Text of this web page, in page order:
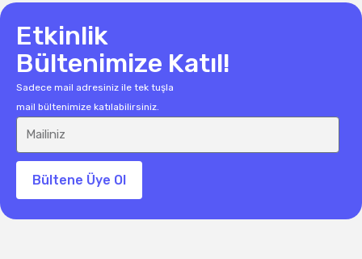
Etkinlik
Bültenimize Katıl!
Sadece mail adresiniz ile tek tuşla
mail bültenimize katılabilirsiniz.
Bültene Üye Ol